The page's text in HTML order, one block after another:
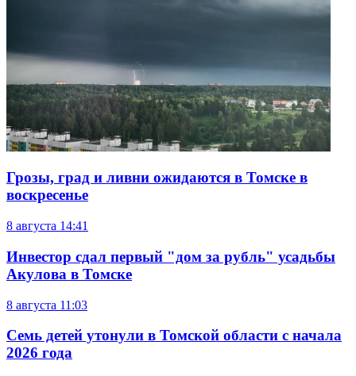
Грозы, град и ливни ожидаются в Томске в
воскресенье
8 августа 14:41
Инвестор сдал первый "дом за рубль" усадьбы
Акулова в Томске
8 августа 11:03
Семь детей утонули в Томской области с начала
2026 года